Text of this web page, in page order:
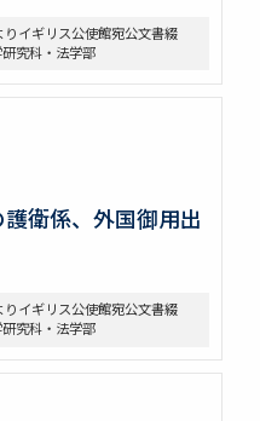
書付
イギリス公使館宛公文書綴
究科・法学部
衛係、外国御用出
イギリス公使館宛公文書綴
究科・法学部